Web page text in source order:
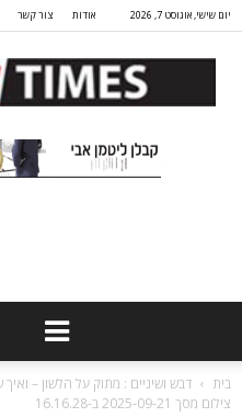
יום שישי, אוגוסט 7, 2026 אודות צור קשר
בית
דבש ושיניים : מתוק על הלשון –
צילום מסך 2025-09-21 ב-16.16.28